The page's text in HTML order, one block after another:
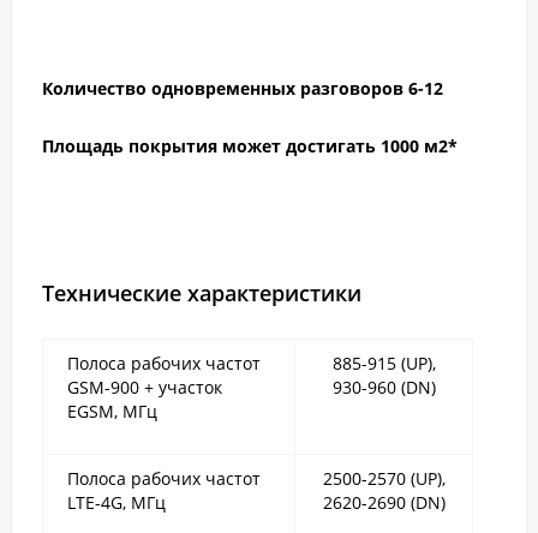
Количество одновременных разговоров 6-12
Площадь покрытия может достигать 1000 м2*
Технические характеристики
Полоса рабочих частот
GSM-900 + участок
EGSM, МГц
885-915 (UP),
930-960 (DN)
Полоса рабочих частот
LTE-4G, МГц
2500-2570 (UP),
2620-2690 (DN)